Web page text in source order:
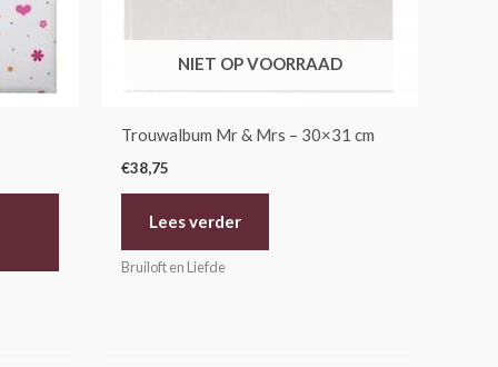
NIET OP VOORRAAD
Trouwalbum Mr & Mrs – 30×31 cm
€38,75
Lees verder
Bruiloft en Liefde